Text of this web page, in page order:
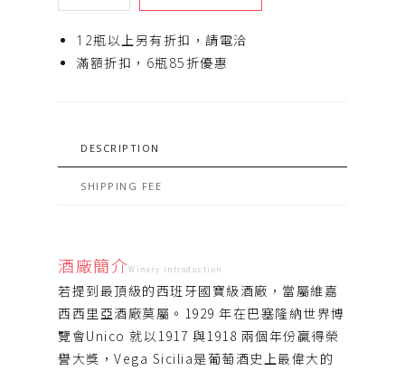
12瓶以上另有折扣，請電洽
滿額折扣，6瓶85折優惠
DESCRIPTION
SHIPPING FEE
酒廠簡介Winery Introduction
若提到最頂級的西班牙國寶級酒廠，當屬維嘉
西西里亞酒廠莫屬。1929 年在巴塞隆納世界博
覽會Unico 就以1917 與1918 兩個年份贏得榮
譽大獎，Vega Sicilia是葡萄酒史上最偉大的